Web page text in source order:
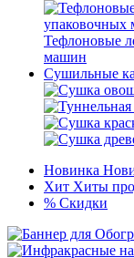
Тефлоновые
машин
Сушильные
Новинка
Хит Хиты
% Скидки